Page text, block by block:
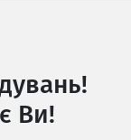
Ви!